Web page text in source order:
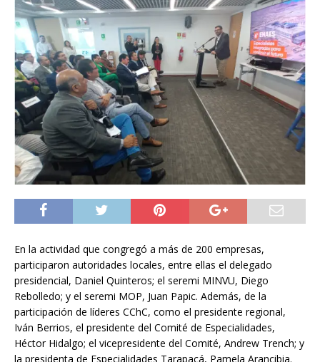
En la actividad que congregó a más de 200 empresas,
participaron autoridades locales, entre ellas el delegado
presidencial, Daniel Quinteros; el seremi MINVU, Diego
Rebolledo; y el seremi MOP, Juan Papic. Además, de la
participación de líderes CChC, como el presidente regional,
Iván Berrios, el presidente del Comité de Especialidades,
Héctor Hidalgo; el vicepresidente del Comité, Andrew Trench; y
la presidenta de Especialidades Tarapacá, Pamela Arancibia.